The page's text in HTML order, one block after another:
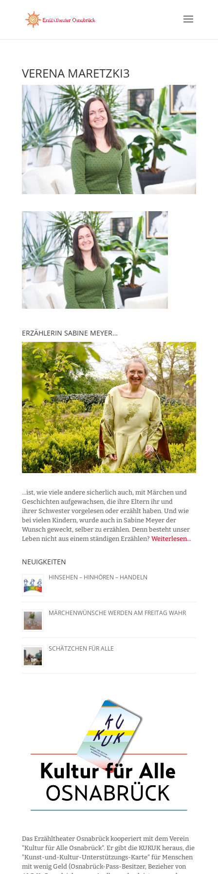
VERENA MARETZKI3
ERZÄHLERIN SABINE MEYER…
...ist, wie viele andere sicherlich auch, mit Märchen und
Geschichten aufgewachsen, die ihre Eltern ihr und
ihrer Schwester vorgelesen oder erzählt haben. Und wie
bei vielen Kindern, wurde auch in Sabine Meyer der
Wunsch geweckt, selber zu erzählen. Denn besteht unser
Leben nicht aus einem ständigen Erzählen? Weiterlesen...
NEUIGKEITEN
HINSEHEN – HINHÖREN – HANDELN
MÄRCHENWÜNSCHE WERDEN AM FREITAG WAHR
SCHÄTZCHEN FÜR ALLE
Das Erzähltheater Osnabrück kooperiert mit dem Verein
"Kultur für Alle Osnabrück". Er gibt die KUKUK heraus, die
"Kunst-und-Kultur-Unter­stützungs-Karte" für Menschen
mit wenig Geld (Osnabrück-Pass-Besitzer, Bezieher von